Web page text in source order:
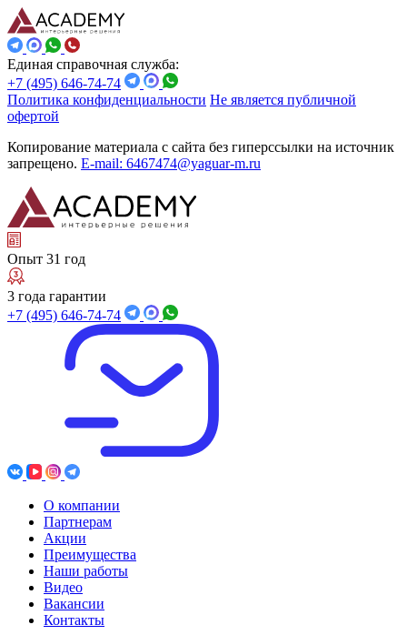
Единая справочная служба:
+7 (495) 646-74-74
Политика конфиденциальности Не является публичной
офертой
Копирование материала с сайта без гиперссылки на источник
запрещено. E-mail: 6467474@yaguar-m.ru
Опыт 31 год
3 года гарантии
+7 (495) 646-74-74
О компании
Партнерам
Акции
Преимущества
Наши работы
Видео
Вакансии
Контакты